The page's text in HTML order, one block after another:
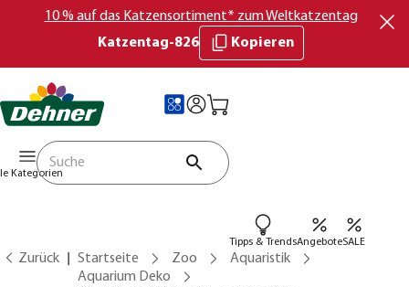
10 % auf das Katzensortiment* zum Weltkatzentag
Katzentag-826
Kopieren
Kategorien
Tipps & TrendsAngeboteSALE
Zurück Startseite Zoo
Aquaristik
Aquarium Deko